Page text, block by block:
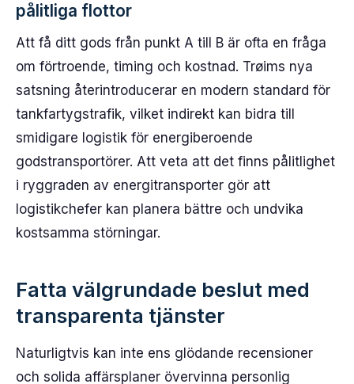
pålitliga flottor
Att få ditt gods från punkt A till B är ofta en fråga
om förtroende, timing och kostnad. Trøims nya
satsning återintroducerar en modern standard för
tankfartygstrafik, vilket indirekt kan bidra till
smidigare logistik för energiberoende
godstransportörer. Att veta att det finns pålitlighet
i ryggraden av energitransporter gör att
logistikchefer kan planera bättre och undvika
kostsamma störningar.
Fatta välgrundade beslut med
transparenta tjänster
Naturligtvis kan inte ens glödande recensioner
och solida affärsplaner övervinna personlig